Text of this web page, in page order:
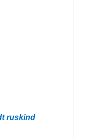
ruskind